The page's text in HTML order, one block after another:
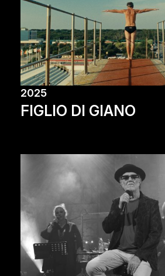
2025
FIGLIO DI GIANO